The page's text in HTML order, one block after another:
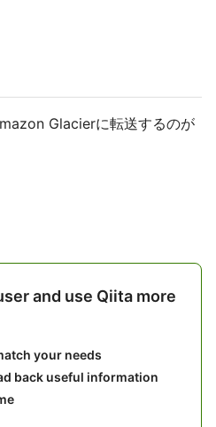
Glacierに転送するのが
and use Qiita more
your needs
back useful information